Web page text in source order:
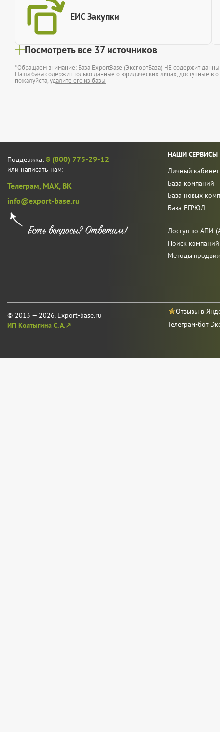
ЕИС Закупки
Посмотреть все 37 источников
*Обращаем внимание: База ExportBase (ЭкспортБаза) НЕ содержит
Наша база содержит только данные о юридических лицах, доступные в
пожалуйста,удалите его из базы
Поддержка: 8 (800) 775-29-12
или написать нам:
Телеграм, MAX, ВК
info@export-base.ru
© 2013 — 2026, Export-base.ru
ИП Колтыгина С. А.↗
НАШИ СЕРВИСЫ
Личный кабинет
База компаний
База новых
База ЕГРЮЛ
Доступ по АПИ
Поиск
Методы
Отзывы в
Телеграм-бот